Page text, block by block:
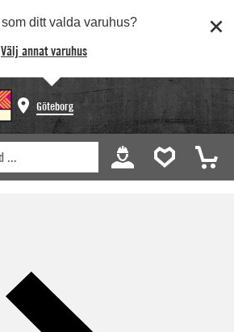
som ditt valda varuhus?
Välj annat varuhus
Göteborg